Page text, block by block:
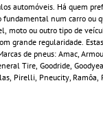
automóveis. Há quem
fundamental num carro ou
moto ou outro tipo de
grande regularidade.
de pneus: Amac,
Tire, Goodride,
Pirelli, Pneucity, Ramôa,